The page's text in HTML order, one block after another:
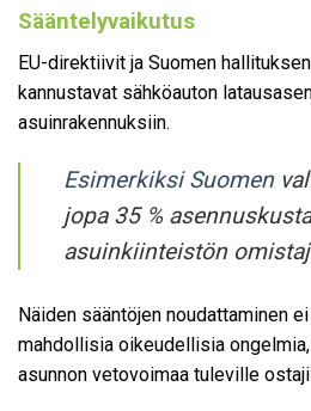
Sääntelyvaikutus
EU-direktiivit ja Suomen
kannustavat sähköauton
asuinrakennuksiin.
Esimerkiksi Suomen
jopa 35 %
asuinkiinteistön
Näiden sääntöjen noudattaminen
mahdollisia oikeudellisia
asunnon vetovoimaa tuleville